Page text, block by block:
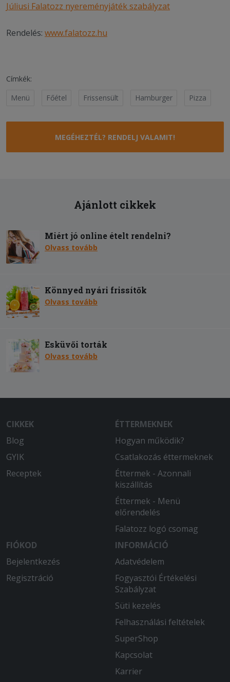
Júliusi Falatozz nyereményjáték szabályzat
Rendelés: www.falatozz.hu
Címkék:
Menü
Főétel Frissensült Hamburger Pizza
MEGÉHEZTÉL? RENDELJ VALAMIT!
Ajánlott cikkek
Miért jó online ételt rendelni?
Olvass tovább
Könnyed nyári frissítők
Olvass tovább
Esküvői torták
Olvass tovább
CIKKEK
Blog
GYIK
Receptek
ÉTTERMEKNEK
Hogyan működik?
Csatlakozás éttermeknek
Éttermek - Azonnali
kiszállítás
Éttermek - Menü
előrendelés
Falatozz logó csomag
FIÓKOD
Bejelentkezés
Regisztráció
INFORMÁCIÓ
Adatvédelem
Fogyasztói Értékelési
Szabályzat
Süti kezelés
Felhasználási feltételek
SuperShop
Kapcsolat
Karrier